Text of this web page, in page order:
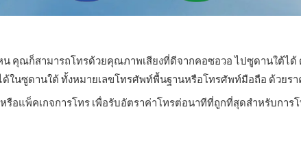
คุณก็สามารถโทรด้วยคุณภาพเสียงที่ดีจากคอซอวอ ไปซูดานใต้ได้
ในซูดานใต้ ทั้งหมายเลขโทรศัพท์พื้นฐานหรือโทรศัพท์มือถือ ด้วยรา
รือแพ็คเกจการโทร เพื่อรับอัตราค่าโทรต่อนาทีที่ถูกที่สุดสำหรับการ